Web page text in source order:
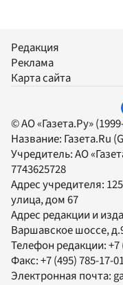
Редакция
Реклама
Карта сайта
© АО «Газета.Ру»
Название: Газета.Ru
Учредитель:АО
7743625728
Адрес учредителя:
улица, дом 67
Адрес редакции и
Варшавское шоссе,
Телефон редакции:+7
Факс:+7 (495) 785-17-
Электронная почта: